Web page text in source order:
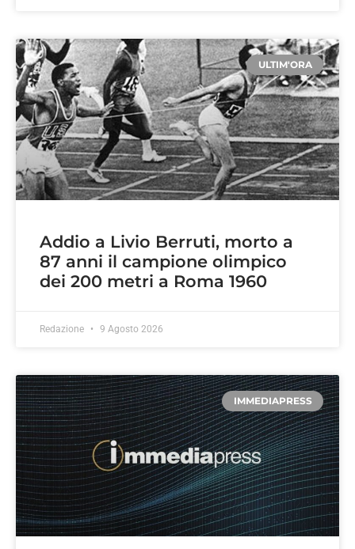
ULTIM'ORA
Addio a Livio Berruti, morto a
87 anni il campione olimpico
dei 200 metri a Roma 1960
Redazione 9 Agosto 2026
IMMEDIAPRESS